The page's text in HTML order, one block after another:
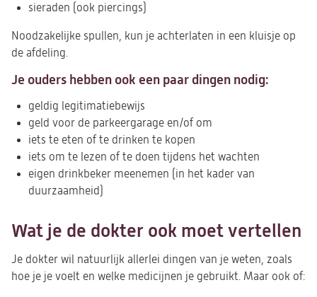
sieraden (ook piercings)
Noodzakelijke spullen, kun je achterlaten in een kluisje op
de afdeling.
Je ouders hebben ook een paar dingen nodig:
geldig legitimatiebewijs
geld voor de parkeergarage en/of om
iets te eten of te drinken te kopen
iets om te lezen of te doen tijdens het wachten
eigen drinkbeker meenemen (in het kader van
duurzaamheid)
Wat je de dokter ook moet vertellen
Je dokter wil natuurlijk allerlei dingen van je weten, zoals
hoe je je voelt en welke medicijnen je gebruikt. Maar ook of: